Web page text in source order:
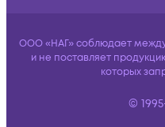
ООО «НАГ» соблюдает
и не поставляет
которых
©